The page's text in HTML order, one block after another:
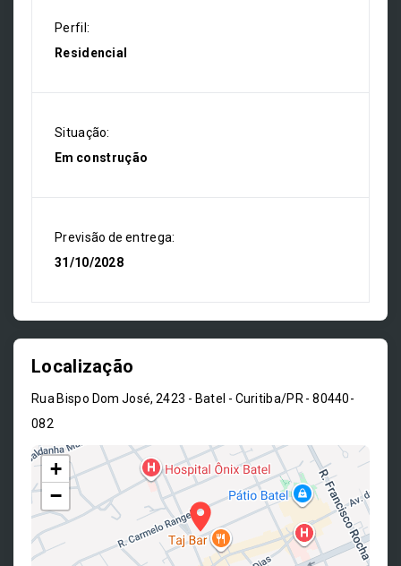
Perfil:
Residencial
Situação:
Em construção
Previsão de entrega:
31/10/2028
Localização
Rua Bispo Dom José, 2423 - Batel - Curitiba/PR - 80440-
082
+
−